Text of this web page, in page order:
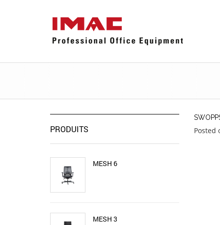
Posted
PRODUITS
MESH 6
MESH 3